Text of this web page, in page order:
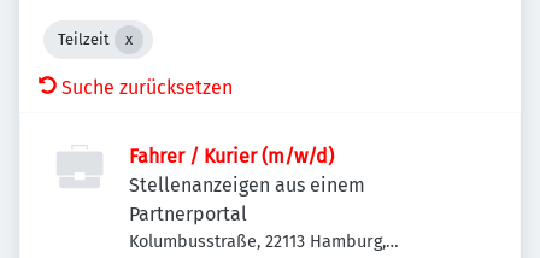
Teilzeit
Suche zurücksetzen
Fahrer / Kurier (m/w/d)
Stellenanzeigen aus einem
Partnerportal
Kolumbusstraße, 22113 Hamburg,